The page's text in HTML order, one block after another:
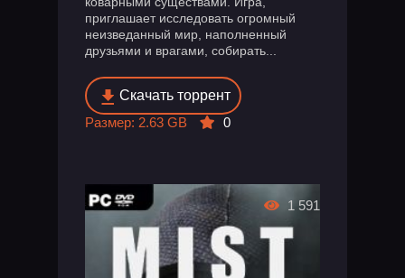
приглашает исследовать огромный
неизведанный мир, наполненный
друзьями и врагами, собирать...
Скачать торрент
Размер: 2.63 GB
0
1 591